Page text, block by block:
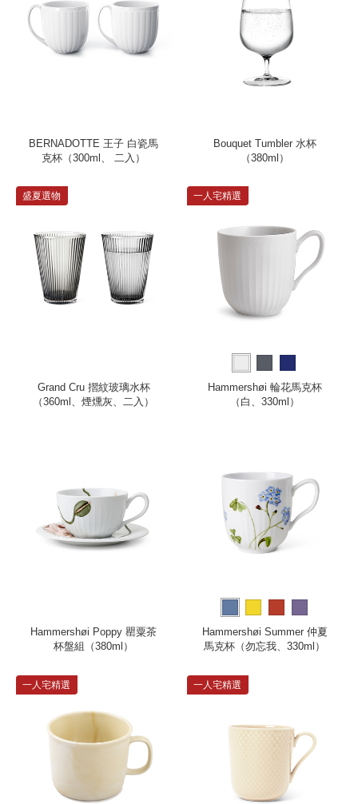
BERNADOTTE 王子 白瓷馬
克杯（300ml、 二入）
Bouquet Tumbler 水杯
（380ml）
盛夏選物
Grand Cru 摺紋玻璃水杯
（360ml、煙燻灰、二入）
一人宅精選
Hammershøi 輪花馬克杯
（白、330ml）
Hammershøi Poppy 罌粟茶
杯盤組（380ml）
Hammershøi Summer 仲夏
馬克杯（勿忘我、330ml）
一人宅精選 一人宅精選